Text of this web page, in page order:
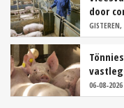
door
06-08-2026